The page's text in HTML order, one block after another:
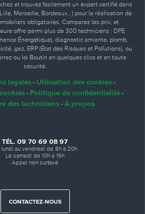
et trouvez facilement un expert certifié dans
Marseille, Bordeaux…) pour la réalisation de
obligatoires. Comparez les prix, et
offre parmi plus de 300 techniciens : DPE
Énergétique), diagnostic amiante, plomb,
gaz, ERP (État des Risques et Pollutions), ou
ou loi Boutin en quelques clics et en toute
sécurité.
légales - Utilisation des cookies -
- Politique de confidentialité -
des techniciens- A propos
TÉL. 09 70 69 08 97
lundi au vendredi de 8h à 20h
Le samedi de 10h à 15h
Appel non surtaxé
CONTACTEZ-NOUS